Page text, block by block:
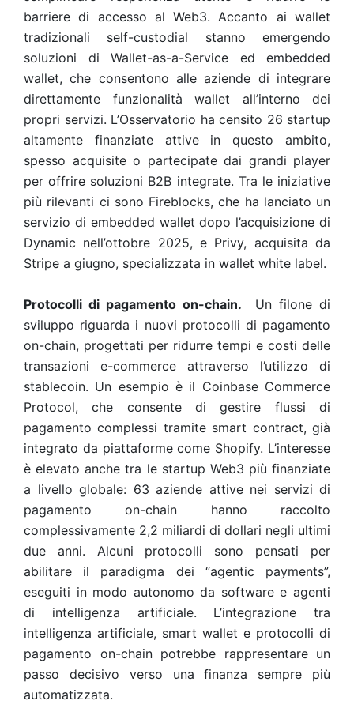
barriere di accesso al Web3. Accanto ai wallet
tradizionali self-custodial stanno emergendo
soluzioni di Wallet-as-a-Service ed embedded
wallet, che consentono alle aziende di integrare
direttamente funzionalità wallet all’interno dei
propri servizi. L’Osservatorio ha censito 26 startup
altamente finanziate attive in questo ambito,
spesso acquisite o partecipate dai grandi player
per offrire soluzioni B2B integrate. Tra le iniziative
più rilevanti ci sono Fireblocks, che ha lanciato un
servizio di embedded wallet dopo l’acquisizione di
Dynamic nell’ottobre 2025, e Privy, acquisita da
Stripe a giugno, specializzata in wallet white label.
Protocolli di pagamento on-chain. Un filone di
sviluppo riguarda i nuovi protocolli di pagamento
on-chain, progettati per ridurre tempi e costi delle
transazioni e-commerce attraverso l’utilizzo di
stablecoin. Un esempio è il Coinbase Commerce
Protocol, che consente di gestire flussi di
pagamento complessi tramite smart contract, già
integrato da piattaforme come Shopify. L’interesse
è elevato anche tra le startup Web3 più finanziate
a livello globale: 63 aziende attive nei servizi di
pagamento on-chain hanno raccolto
complessivamente 2,2 miliardi di dollari negli ultimi
due anni. Alcuni protocolli sono pensati per
abilitare il paradigma dei “agentic payments”,
eseguiti in modo autonomo da software e agenti
di intelligenza artificiale. L’integrazione tra
intelligenza artificiale, smart wallet e protocolli di
pagamento on-chain potrebbe rappresentare un
passo decisivo verso una finanza sempre più
automatizzata.